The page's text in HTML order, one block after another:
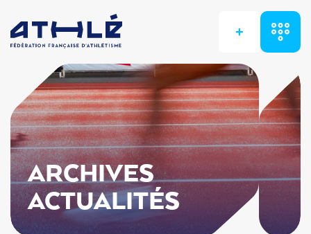
+
ARCHIVES
ACTUALITÉS